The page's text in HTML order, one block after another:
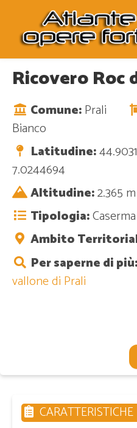
Ricovero Roc
Comune:Prali
Bianco
Latitudine:
7.0244694
Altitudine:2.365
Tipologia:
Ambito
Per saperne di più:
vallone di Prali
CARATTERISTICHE